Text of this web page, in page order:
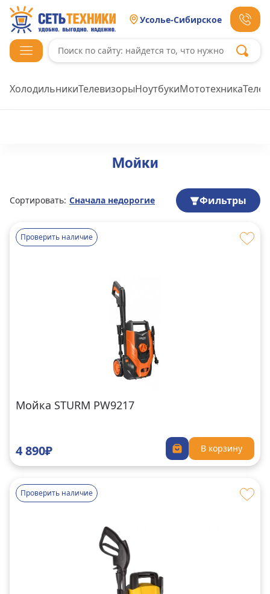
Усолье-Сибирское
ХолодильникиТелевизорыНоутбукиМототехника
Мойки
Сортировать: Сначала недорогие Фильтры
Проверить наличие
Мойка STURM PW9217
4 890₽ В корзину
Проверить наличие